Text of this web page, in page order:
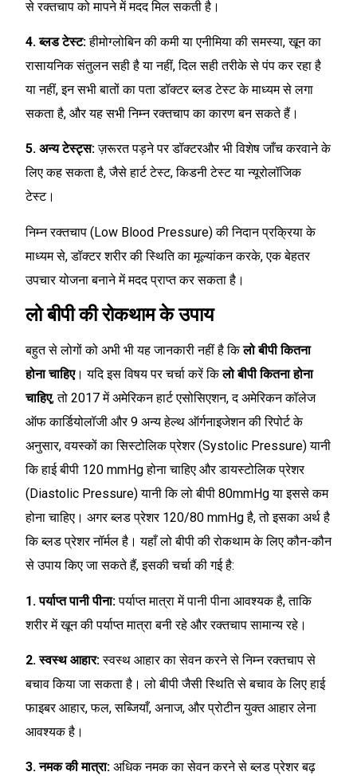
से रक्तचाप को मापने में मदद मिल सकती है।
4. ब्लड टेस्ट:हीमोग्लोबिन की कमी या एनीमिया की समस्या, खून का
रासायनिक संतुलन सही है या नहीं, दिल सही तरीके से पंप कर रहा है
या नहीं, इन सभी बातों का पता डॉक्टर ब्लड टेस्ट के माध्यम से लगा
सकता है, और यह सभी निम्न रक्तचाप का कारण बन सकते हैं।
5. अन्य टेस्ट्स:ज़रूरत पड़ने पर डॉक्टरऔर भी विशेष जाँच करवाने के
लिए कह सकता है, जैसे हार्ट टेस्ट, किडनी टेस्ट या न्यूरोलॉजिक
टेस्ट।
निम्न रक्तचाप (Low Blood Pressure) की निदान प्रक्रिया के
माध्यम से, डॉक्टर शरीर की स्थिति का मूल्यांकन करके, एक बेहतर
उपचार योजना बनाने में मदद प्राप्त कर सकता है।
लो बीपी की रोकथाम के उपाय
बहुत से लोगों को अभी भी यह जानकारी नहीं है किलो बीपी कितना
होना चाहिए। यदि इस विषय पर चर्चा करें किलो बीपी कितना होना
चाहिए, तो 2017 में अमेरिकन हार्ट एसोसिएशन, द अमेरिकन कॉलेज
ऑफ कार्डियोलॉजी और 9 अन्य हेल्थ ऑर्गनाइजेशन की रिपोर्ट के
अनुसार, वयस्कों का सिस्टोलिक प्रेशर (Systolic Pressure) यानी
कि हाई बीपी 120 mmHg होना चाहिए और डायस्टोलिक प्रेशर
(Diastolic Pressure) यानी कि लो बीपी 80mmHg या इससे कम
होना चाहिए। अगर ब्लड प्रेशर 120/80 mmHg है, तो इसका अर्थ है
कि ब्लड प्रेशर नॉर्मल है। यहाँ लो बीपी की रोकथाम के लिए कौन-कौन
से उपाय किए जा सकते हैं, इसकी चर्चा की गई है:
1. पर्याप्त पानी पीना:पर्याप्त मात्रा में पानी पीना आवश्यक है, ताकि
शरीर में खून की पर्याप्त मात्रा बनी रहे और रक्तचाप सामान्य रहे।
2. स्वस्थ आहार:स्वस्थ आहार का सेवन करने से निम्न रक्तचाप से
बचाव किया जा सकता है। लो बीपी जैसी स्थिति से बचाव के लिए हाई
फाइबर आहार, फल, सब्जियाँ, अनाज, और प्रोटीन युक्त आहार लेना
आवश्यक है।
3. नमक की मात्रा: अधिक नमक का सेवन करने से ब्लड प्रेशर बढ़